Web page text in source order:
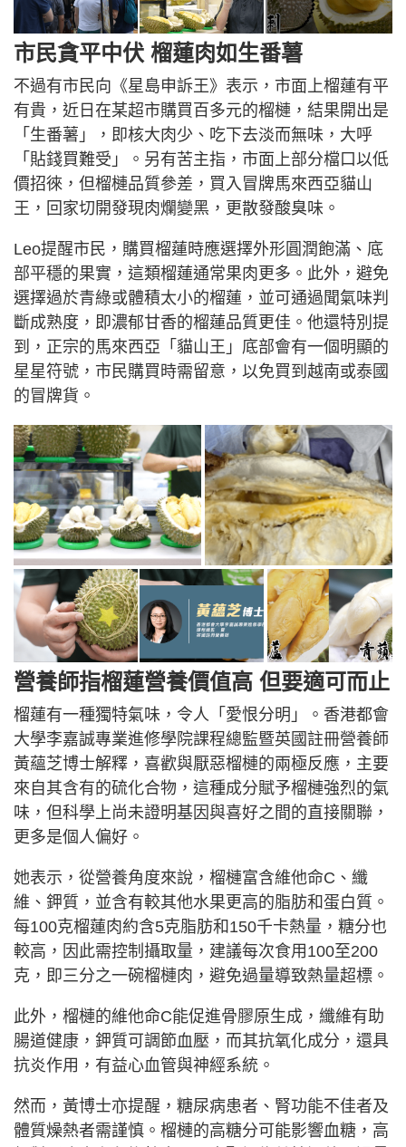
市民貪平中伏 榴蓮肉如生番薯
不過有市民向《星島申訴王》表示，市面上榴蓮有平
有貴，近日在某超市購買百多元的榴槤，結果開出是
「生番薯」，即核大肉少、吃下去淡而無味，大呼
「貼錢買難受」。另有苦主指，市面上部分檔口以低
價招徠，但榴槤品質參差，買入冒牌馬來西亞貓山
王，回家切開發現肉爛變黑，更散發酸臭味。
Leo提醒市民，購買榴蓮時應選擇外形圓潤飽滿、底
部平穩的果實，這類榴蓮通常果肉更多。此外，避免
選擇過於青綠或體積太小的榴蓮，並可通過聞氣味判
斷成熟度，即濃郁甘香的榴蓮品質更佳。他還特別提
到，正宗的馬來西亞「貓山王」底部會有一個明顯的
星星符號，市民購買時需留意，以免買到越南或泰國
的冒牌貨。
營養師指榴蓮營養價值高 但要適可而止
榴蓮有一種獨特氣味，令人「愛恨分明」。香港都會
大學李嘉誠專業進修學院課程總監暨英國註冊營養師
黃蘊芝博士解釋，喜歡與厭惡榴槤的兩極反應，主要
來自其含有的硫化合物，這種成分賦予榴槤強烈的氣
味，但科學上尚未證明基因與喜好之間的直接關聯，
更多是個人偏好。
她表示，從營養角度來說，榴槤富含維他命C、纖
維、鉀質，並含有較其他水果更高的脂肪和蛋白質。
每100克榴蓮肉約含5克脂肪和150千卡熱量，糖分也
較高，因此需控制攝取量，建議每次食用100至200
克，即三分之一碗榴槤肉，避免過量導致熱量超標。
此外，榴槤的維他命C能促進骨膠原生成，纖維有助
腸道健康，鉀質可調節血壓，而其抗氧化成分，還具
抗炎作用，有益心血管與神經系統。
然而，黃博士亦提醒，糖尿病患者、腎功能不佳者及
體質燥熱者需謹慎。榴槤的高糖分可能影響血糖，高